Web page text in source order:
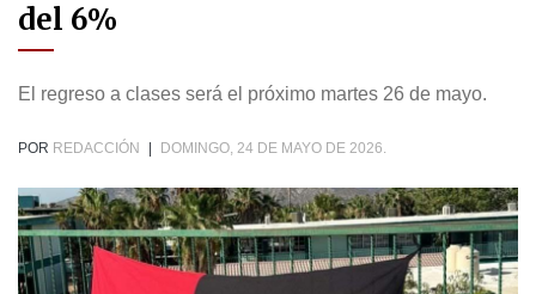
del 6%
El regreso a clases será el próximo martes 26 de mayo.
POR REDACCIÓN DOMINGO, 24 DE MAYO DE 2026.